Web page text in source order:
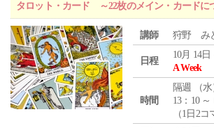
タロット・カード ～22枚のメイン・カードに
講師 狩野 み
日程
10月 14日
A Week
時間
隔週 （水
13：10 ～
（1日2